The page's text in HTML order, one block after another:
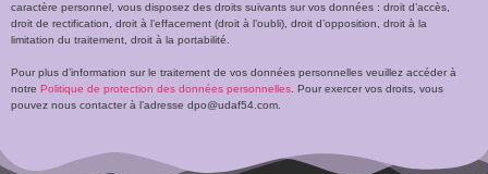
caractère personnel, vous disposez des droits suivants sur vos données : droit d’accès,
droit de rectification, droit à l’effacement (droit à l’oubli), droit d’opposition, droit à la
limitation du traitement, droit à la portabilité.
Pour plus d’information sur le traitement de vos données personnelles veuillez accéder à
notre Politique de protection des données personnelles . Pour exercer vos droits, vous
pouvez nous contacter à l’adresse dpo@udaf54.com.